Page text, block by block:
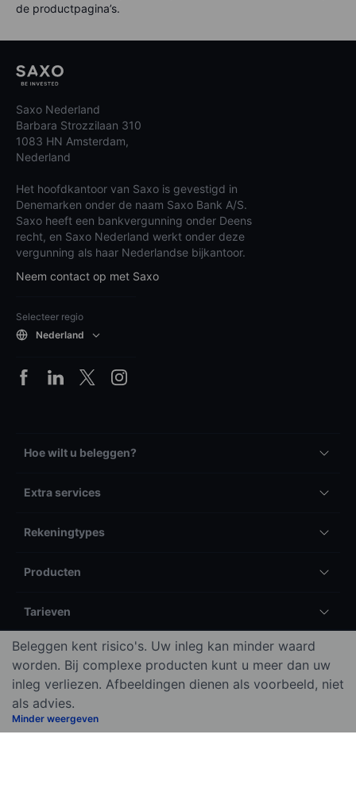
de productpagina’s.
Saxo Nederland
Barbara Strozzilaan 310
1083 HN Amsterdam,
Nederland
Het hoofdkantoor van Saxo is gevestigd in
Denemarken onder de naam Saxo Bank A/S.
Saxo heeft een bankvergunning onder Deens
recht, en Saxo Nederland werkt onder deze
vergunning als haar Nederlandse bijkantoor.
Neem contact op met Saxo
Selecteer regio
Nederland
Hoe wilt u beleggen?
Extra services
Rekeningtypes
Producten
Tarieven
Algemeen
Meer
Juridische informatie
Beleggen kent risico's. Uw inleg kan minder waard
worden. Bij complexe producten kunt u meer dan uw
inleg verliezen. Afbeeldingen dienen als voorbeeld, niet
als advies.
Minder weergeven